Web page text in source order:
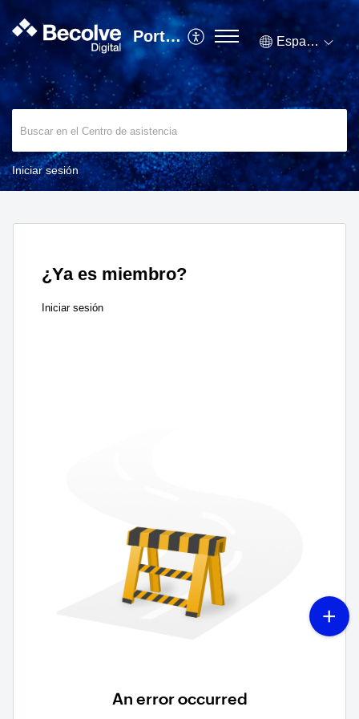
Portal Help Desk Español (España)
Iniciar sesión
¿Ya es miembro?
Iniciar sesión